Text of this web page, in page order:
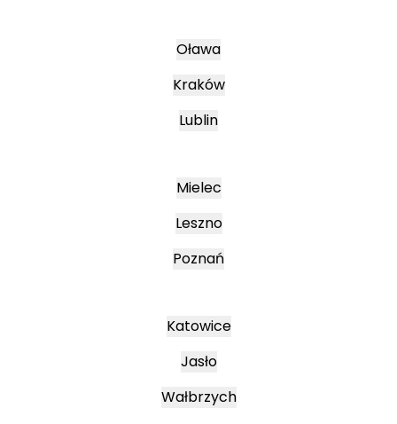
Oława
Kraków
Lublin
Mielec
Leszno
Poznań
Katowice
Jasło
Wałbrzych